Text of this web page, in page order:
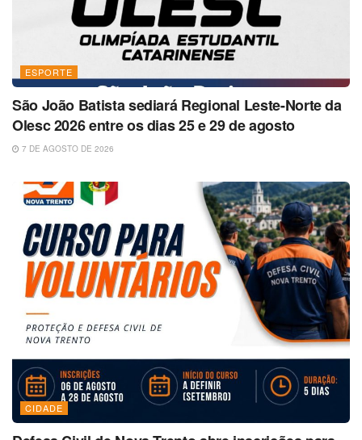
ESPORTE
São João Batista sediará Regional Leste-Norte da
Olesc 2026 entre os dias 25 e 29 de agosto
7 DE AGOSTO DE 2026
CIDADE